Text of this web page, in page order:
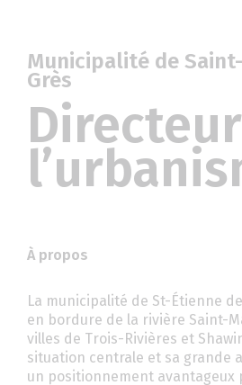
Municipalité de
Grès
À propos
La municipalité de St-Étienne
en bordure de la rivière Saint-
villes de Trois-Rivières et
situation centrale et sa grande
un positionnement avantageux